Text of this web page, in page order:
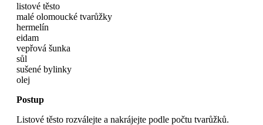
listové těsto
malé olomoucké tvarůžky
hermelín
eidam
vepřová šunka
sůl
sušené bylinky
olej
Postup
Listové těsto rozválejte a nakrájejte podle počtu tvarůžků.